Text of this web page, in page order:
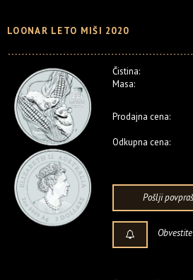
LOONAR LETO MIŠI 2020
Čistina:
Masa:
Prodajna cena:
Odkupna cena:
Pošlji